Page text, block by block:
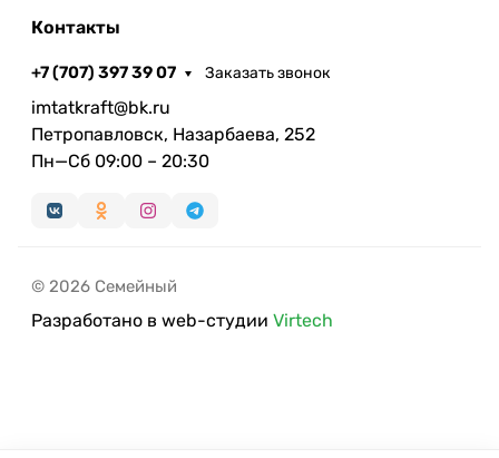
Контакты
+7 (707) 397 39 07 Заказать звонок
imtatkraft@bk.ru
Петропавловск, Назарбаева, 252
Пн—Сб 09:00 – 20:30
© 2026 Семейный
Разработано в web-студии Virtech